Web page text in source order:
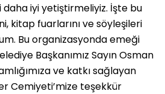
daha iyi yetiştirmeliyiz. İşte bu
kitap fuarlarını ve söyleşileri
Bu organizasyonda emeği
Başkanımız Sayın Osman
ve katkı sağlayan
Cemiyeti’mize teşekkür